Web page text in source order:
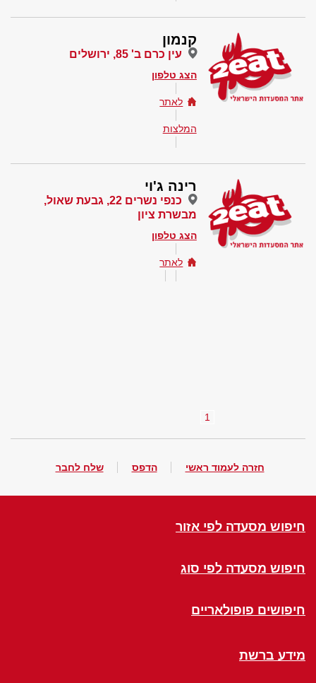
קנמון
עין כרם ב' 85, ירושלים
הצג טלפון
לאתר
המלצות
רינה ג'וי
כנפי נשרים 22, גבעת שאול,
מבשרת ציון
הצג טלפון
לאתר
1
חזרה לעמוד ראשי הדפס שלח לחבר
חיפוש מסעדה לפי אזור
חיפוש מסעדה לפי סוג
חיפושים פופולאריים
מידע ברשת